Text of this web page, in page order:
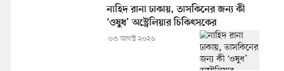
নাহিদ রানা ঢাকায়, তাসকিনের জন্য কী
‘ওষুধ’ অস্ট্রেলিয়ার চিকিৎসকের
০৩ আগস্ট ২০২৬